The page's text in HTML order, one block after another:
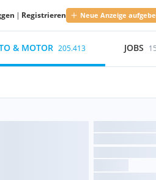
| Registrieren Neue Anzeige
& MOTOR 205.413 JOBS